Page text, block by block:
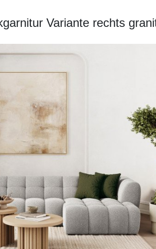
Variante rechts